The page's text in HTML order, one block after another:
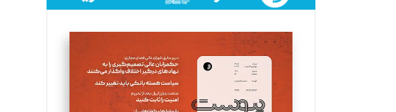
فائزه فتحی رستمی
تحریریه
سروش کرمیان
تحریریه